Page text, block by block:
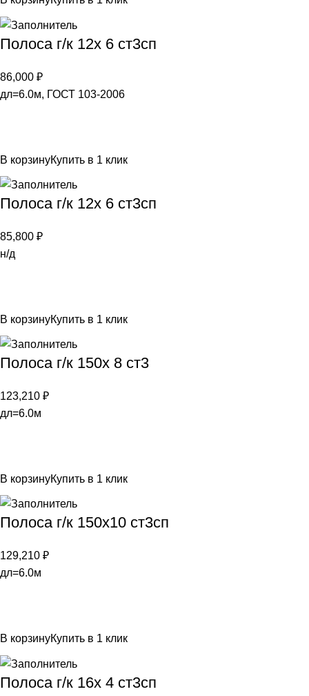
Полоса г/к 12х 6 ст3сп
86,000 ₽
дл=6.0м, ГОСТ 103-2006
В корзинуКупить в 1 клик
Полоса г/к 12х 6 ст3сп
85,800 ₽
н/д
В корзинуКупить в 1 клик
Полоса г/к 150х 8 ст3
123,210 ₽
дл=6.0м
В корзинуКупить в 1 клик
Полоса г/к 150х10 ст3сп
129,210 ₽
дл=6.0м
В корзинуКупить в 1 клик
Полоса г/к 16х 4 ст3сп